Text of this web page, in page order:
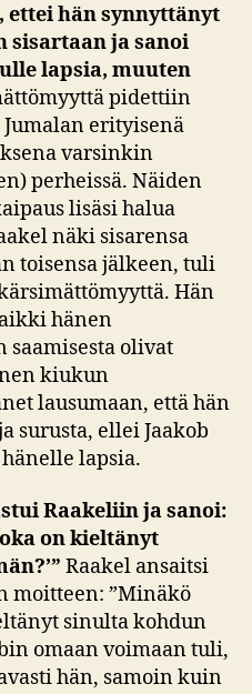
ettei hän synnyttänyt
sisartaan ja sanoi
lapsia, muuten
pidettiin
Jumalan erityisenä
varsinkin
perheissä. Näiden
lisäsi halua
näki sisarensa
toisensa jälkeen, tuli
Hän
hänen
saamisesta olivat
kiukun
lausumaan, että hän
surusta, ellei Jaakob
lapsia.
Raakeliin ja sanoi:
on kieltänyt
Raakel ansaitsi
moitteen: ”Minäkö
sinulta kohdun
omaan voimaan tuli,
hän, samoin kuin